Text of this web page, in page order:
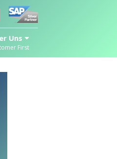
Uns
First